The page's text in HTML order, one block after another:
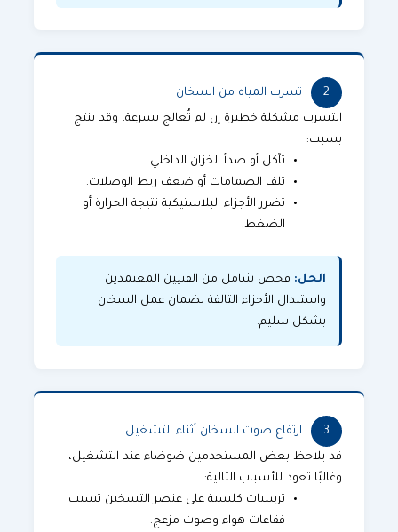
2 تسرب المياه من السخان
التسرب مشكلة خطيرة إن لم تُعالج بسرعة، وقد ينتج
بسبب:
تآكل أو صدأ الخزان الداخلي.
تلف الصمامات أو ضعف ربط الوصلات.
تضرر الأجزاء البلاستيكية نتيجة الحرارة أو
الضغط.
الحل: فحص شامل من الفنيين المعتمدين
واستبدال الأجزاء التالفة لضمان عمل السخان
بشكل سليم.
3 ارتفاع صوت السخان أثناء التشغيل
قد يلاحظ بعض المستخدمين ضوضاء عند التشغيل،
وغالبًا تعود للأسباب التالية:
ترسبات كلسية على عنصر التسخين تسبب
فقاعات هواء وصوت مزعج.